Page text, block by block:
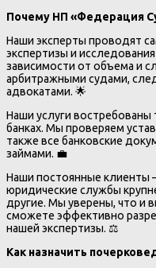
Почему НП «Федерация
Наши эксперты проводят
экспертизы и
зависимости от объема и
арбитражными судами,
адвокатами. 🌟
Наши услуги востребованы
банках. Мы проверяем
также все банковские
займами. 💼
Наши постоянные клиенты
юридические службы
другие. Мы уверены, что и
сможете эффективно
нашей экспертизы. ⚖️
Как назначить